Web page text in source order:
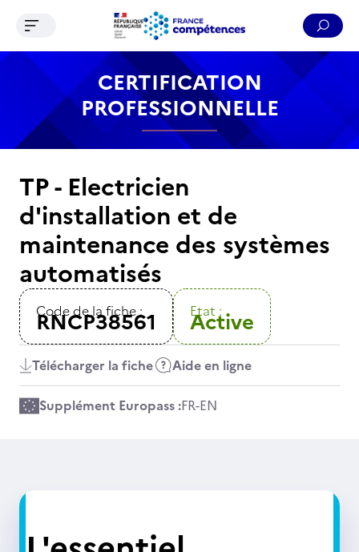
Contenu Recherche Menu Pied de page
Ouvrir le menu de navigation
CERTIFICATION
PROFESSIONNELLE
TP - Electricien
d'installation et de
maintenance des systèmes
automatisés
Code de la fiche :
RNCP38561 Etat :
Active
Télécharger la fiche Aide en ligne
Supplément Europass :FR-EN